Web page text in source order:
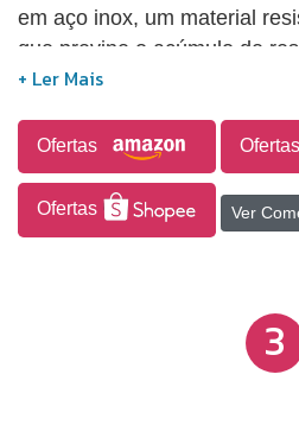
em aço inox, um material
que previne o acúmulo de
limpeza, esta lixeira combina
em plástico e um pedal na
a abertura e fechamento
externa facilita o transporte,
aderência por ventosas na
necessidades e ambientes da
Ofertas Ofertas
Ofertas Ver
3